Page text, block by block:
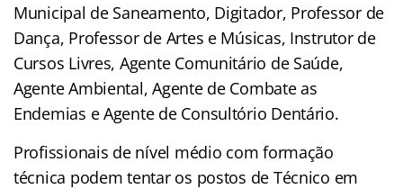
Municipal de Saneamento, Digitador, Professor de
Dança, Professor de Artes e Músicas, Instrutor de
Cursos Livres, Agente Comunitário de Saúde,
Agente Ambiental, Agente de Combate as
Endemias e Agente de Consultório Dentário.
Profissionais de nível médio com formação
técnica podem tentar os postos de Técnico em